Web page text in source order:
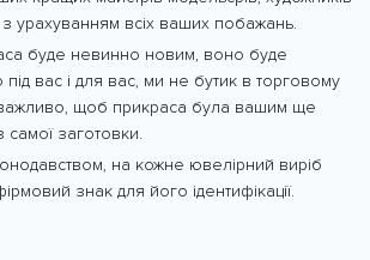
з урахуванням всіх ваших побажань.
буде невинно новим, воно буде
вас і для вас, ми не бутик в торговому
важливо, щоб прикраса була вашим ще
заготовки.
на кожне ювелірний виріб
знак для його ідентифікації.